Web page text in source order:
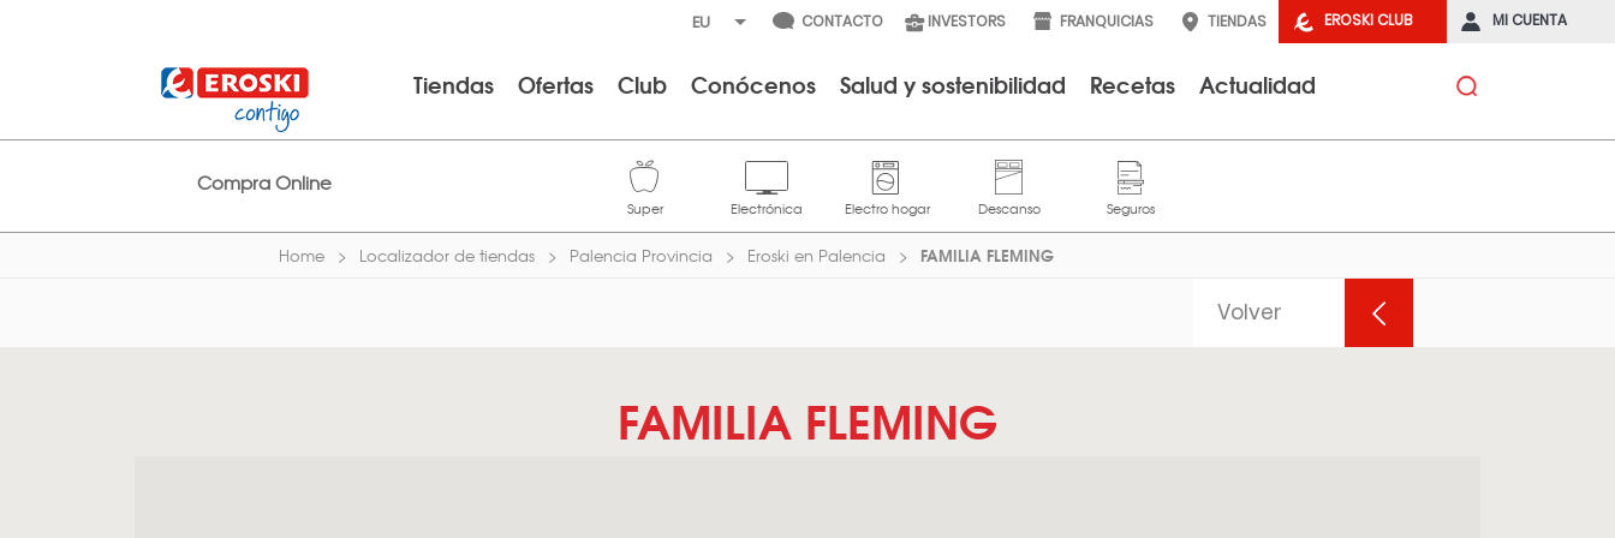
EROSKI CLUB MI CUENTA
CONTACTO INVESTORS FRANQUICIAS TIENDAS
Tiendas Ofertas Club Conócenos Salud y sostenibilidad Recetas Actualidad
Compra Online
Home Localizador de tiendas Palencia Provincia Eroski en Palencia FAMILIA FLEMING
Volver
FAMILIA FLEMING